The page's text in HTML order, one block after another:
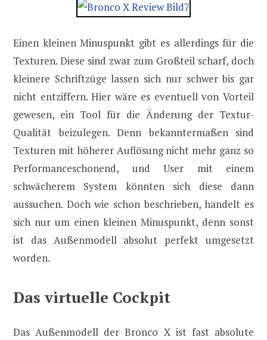
Einen kleinen Minuspunkt gibt es allerdings für die
Texturen. Diese sind zwar zum Großteil scharf, doch
kleinere Schriftzüge lassen sich nur schwer bis gar
nicht entziffern. Hier wäre es eventuell von Vorteil
gewesen, ein Tool für die Änderung der Textur-
Qualität beizulegen. Denn bekanntermaßen sind
Texturen mit höherer Auflösung nicht mehr ganz so
Performanceschonend, und User mit einem
schwächerem System könnten sich diese dann
aussuchen. Doch wie schon beschrieben, handelt es
sich nur um einen kleinen Minuspunkt, denn sonst
ist das Außenmodell absolut perfekt umgesetzt
worden.
Das virtuelle Cockpit
Das Außenmodell der Bronco X ist fast absolute